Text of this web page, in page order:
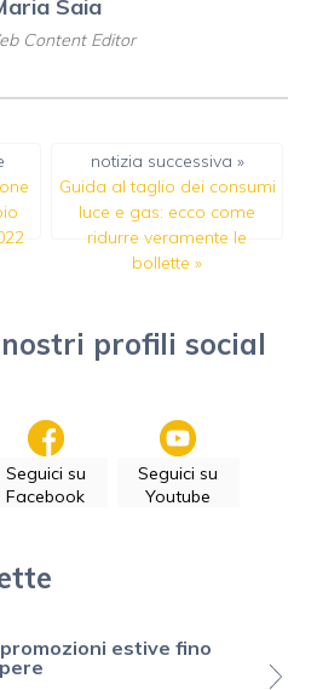
Saia
Content Editor
notizia successiva »
Guida al taglio dei consumi
luce e gas: ecco come
ridurre veramente le
bollette »
profili social
Seguici su
Facebook
Seguici su
Youtube
estive fino